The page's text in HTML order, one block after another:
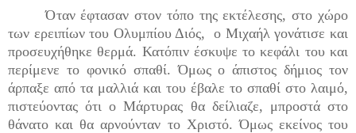
Όταν έφτασαν στον τόπο της εκτέλεσης, στο χώρο
των ερειπίων του Ολυμπίου Διός, ο Μιχαήλ γονάτισε και
προσευχήθηκε θερμά. Κατόπιν έσκυψε το κεφάλι του και
περίμενε το φονικό σπαθί. Όμως ο άπιστος δήμιος τον
άρπαξε από τα μαλλιά και του έβαλε το σπαθί στο λαιμό,
πιστεύοντας ότι ο Μάρτυρας θα δείλιαζε, μπροστά στο
θάνατο και θα αρνούνταν το Χριστό. Όμως εκείνος του